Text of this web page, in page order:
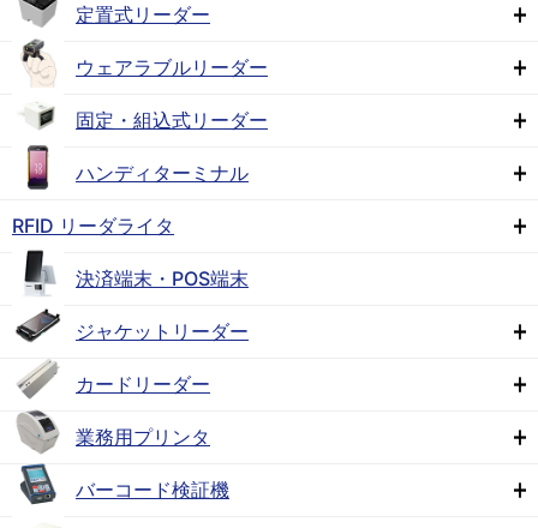
定置式リーダー
ウェアラブルリーダー
固定・組込式リーダー
ハンディターミナル
RFID リーダライタ
決済端末・POS端末
ジャケットリーダー
カードリーダー
業務用プリンタ
バーコード検証機